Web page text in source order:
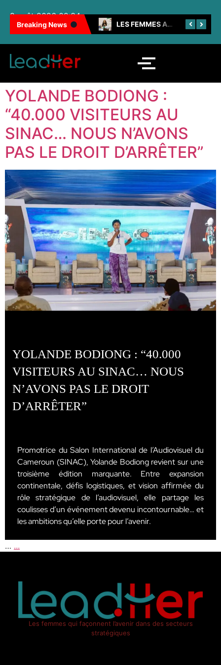
8 août 2026 02:34
Breaking News 100 FEMMES NOIRES INSPIRANTES : LES CAMEROUNAISES BRILLENT ENCORE LES FEMMES AU CŒUR DE LA SNH
YOLANDE BODIONG :
“40.000 VISITEURS AU
SINAC… NOUS N’AVONS
PAS LE DROIT D’ARRÊTER”
YOLANDE BODIONG : “40.000
VISITEURS AU SINAC… NOUS
N’AVONS PAS LE DROIT
D’ARRÊTER”
Promotrice du Salon International de l’Audiovisuel du
Cameroun (SINAC), Yolande Bodiong revient sur une
troisième édition marquante. Entre expansion
continentale, défis logistiques, et vision affirmée du
rôle stratégique de l’audiovisuel, elle partage les
coulisses d’un événement devenu incontournable… et
les ambitions qu’elle porte pour l’avenir.
… ...
Les femmes qui façonnent l’avenir dans des secteurs
stratégiques